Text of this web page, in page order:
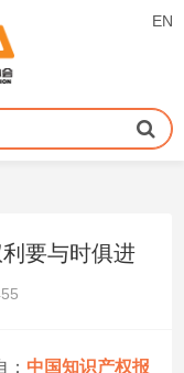
EN
要与时俱进
中国知识产权报